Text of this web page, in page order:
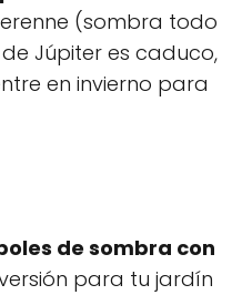
(sombra todo
Júpiter es caduco,
en invierno para
de sombra con
para tu jardín